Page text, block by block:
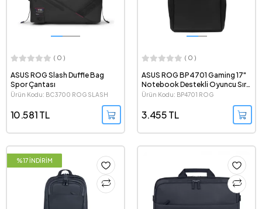
( 0 )
ASUS ROG Slash Duffle Bag
Spor Çantası
Ürün Kodu: BC3700 ROG SLASH
10.581 TL
( 0 )
ASUS ROG BP4701 Gaming 17"
Notebook Destekli Oyuncu Sırt
Çantası
Ürün Kodu: BP4701 ROG
3.455 TL
%17 İNDİRİM